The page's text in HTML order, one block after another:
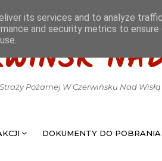
Pożarnej W Czerwińsku Nad Wisłą
DOKUMENTY DO POBRANIA
its services and to analyze
and security metrics to